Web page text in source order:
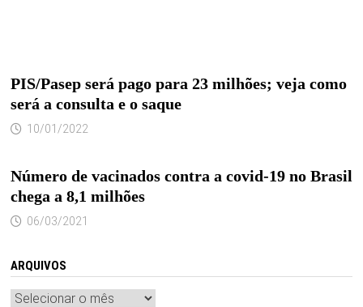
PIS/Pasep será pago para 23 milhões; veja como
será a consulta e o saque
10/01/2022
Número de vacinados contra a covid-19 no Brasil
chega a 8,1 milhões
06/03/2021
ARQUIVOS
Arquivos